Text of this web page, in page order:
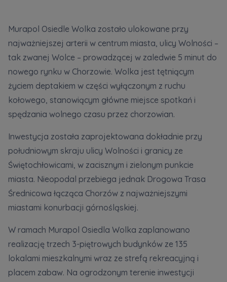
Murapol Osiedle Wolka zostało ulokowane przy
najważniejszej arterii w centrum miasta, ulicy Wolności –
tak zwanej Wolce – prowadzącej w zaledwie 5 minut do
nowego rynku w Chorzowie. Wolka jest tętniącym
życiem deptakiem w części wyłączonym z ruchu
kołowego, stanowiącym główne miejsce spotkań i
spędzania wolnego czasu przez chorzowian.
Inwestycja została zaprojektowana dokładnie przy
południowym skraju ulicy Wolności i granicy ze
Świętochłowicami, w zacisznym i zielonym punkcie
miasta. Nieopodal przebiega jednak Drogowa Trasa
Średnicowa łącząca Chorzów z najważniejszymi
miastami konurbacji górnośląskiej.
W ramach Murapol Osiedla Wolka zaplanowano
realizację trzech 3-piętrowych budynków ze 135
lokalami mieszkalnymi wraz ze strefą rekreacyjną i
placem zabaw. Na ogrodzonym terenie inwestycji
pakietu akcji proszę wysyłać na
notyfikacje@murapol.pl
Skontaktuj się z nami